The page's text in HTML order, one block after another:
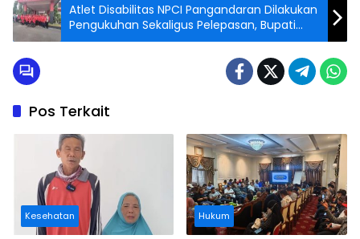
Atlet Disabilitas NPCI Pangandaran Dilakukan
Pengukuhan Sekaligus Pelepasan, Bupati
Jeje Ingin Targetnya 15 Besar
Pos Terkait
Kesehatan Hukum